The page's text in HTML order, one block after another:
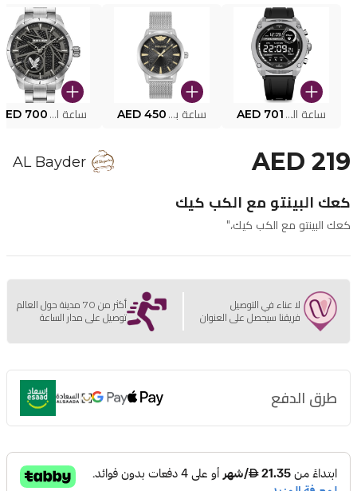
ساعة البوليس الذكية MY.AVATAR PEIUN0000101 AED 701 ساعة بوليس للرجال PEWJG0005002 AED 450 ساعة البوليس PEWJG2227302 700
AED 219
AL Bayder
كعك البينتو مع الكب كيك
كعك البينتو مع الكب كيك،"
لا عناء في التوصيل
فريقنا سيحصل على العنوان
أكثر من 70 مدينة حول العالم
توصيل على مدار الساعة
طرق الدفع